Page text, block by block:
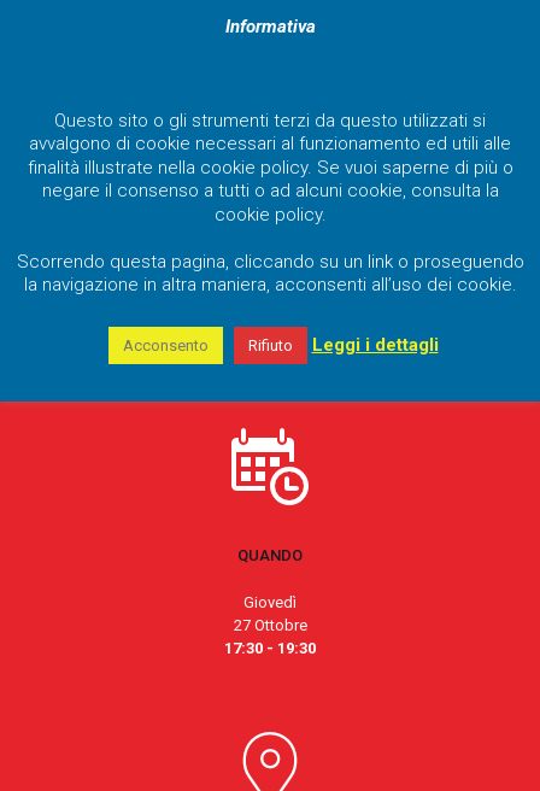
QUANDO
Giovedì
27 Ottobre
17:30 - 19:30
Informativa
Questo sito o gli strumenti terzi da questo utilizzati si
avvalgono di cookie necessari al funzionamento ed utili alle
finalità illustrate nella cookie policy. Se vuoi saperne di più o
negare il consenso a tutti o ad alcuni cookie, consulta la
cookie policy.
Scorrendo questa pagina, cliccando su un link o proseguendo
la navigazione in altra maniera, acconsenti all’uso dei cookie.
Acconsento Rifiuto Leggi i dettagli